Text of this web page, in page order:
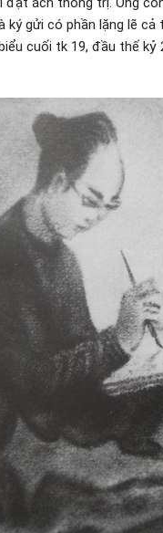
gửi có phần lặng lẽ
cuối tk 19, đầu thế